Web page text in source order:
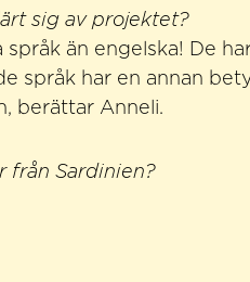
sig av projektet?
än engelska! De
språk har en annan
berättar Anneli.
från Sardinien?